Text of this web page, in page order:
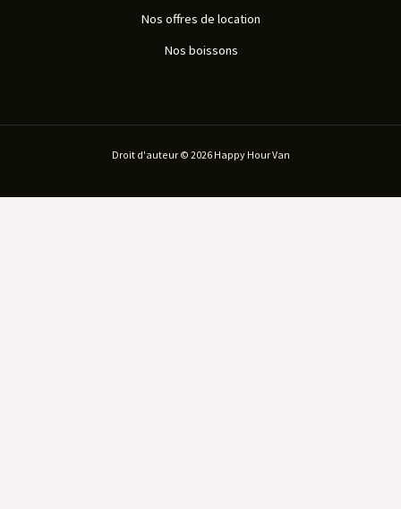
Nos offres de location
Nos boissons
Droit d'auteur © 2026 Happy Hour Van